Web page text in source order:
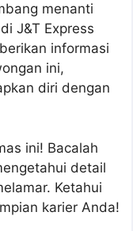
menanti
J&T Express
informasi
ini,
diri dengan
ini! Bacalah
detail
Ketahui
karier Anda!